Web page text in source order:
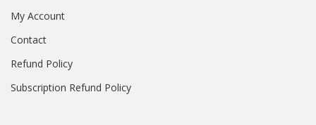
My Account
Contact
Refund Policy
Subscription Refund Policy